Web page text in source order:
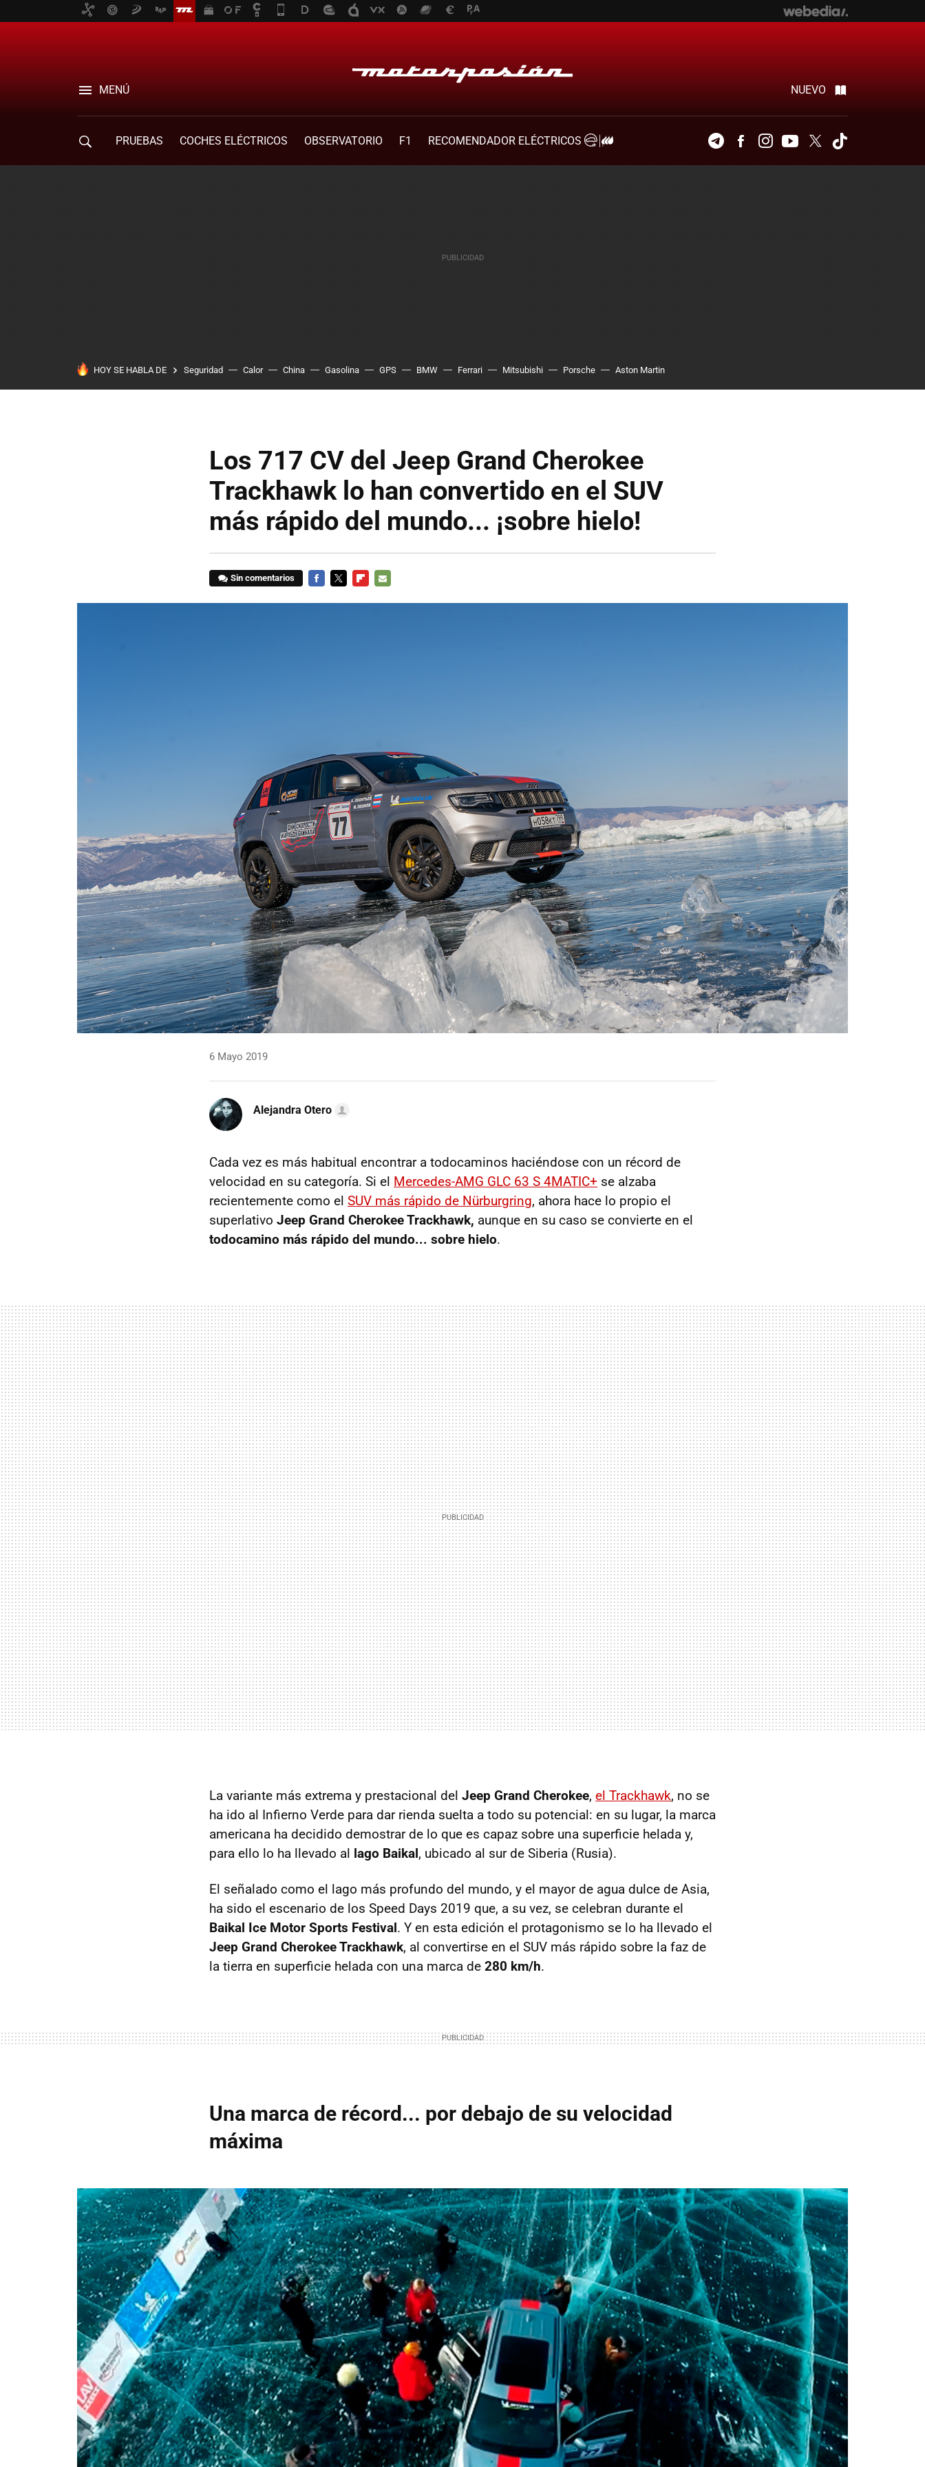
MENÚ NUEVO
PRUEBAS COCHES ELÉCTRICOS OBSERVATORIO F1
RECOMENDADOR ELÉCTRICOS
TelegramFacebookInstagramYoutubeTwitter
HOY SE HABLA DE Seguridad Calor China Gasolina GPS BMW Ferrari Mitsubishi Porsche Aston Martin
Los 717 CV del Jeep Grand Cherokee
Trackhawk lo han convertido en el SUV
más rápido del mundo... ¡sobre hielo!
Sin comentarios
6 Mayo 2019
Alejandra Otero
Cada vez es más habitual encontrar a todocaminos haciéndose con un récord de
velocidad en su categoría. Si el Mercedes-AMG GLC 63 S 4MATIC+ se alzaba
recientemente como el SUV más rápido de Nürburgring, ahora hace lo propio el
superlativo Jeep Grand Cherokee Trackhawk, aunque en su caso se convierte en el
todocamino más rápido del mundo... sobre hielo.
La variante más extrema y prestacional del Jeep Grand Cherokee, el Trackhawk, no se
ha ido al Infierno Verde para dar rienda suelta a todo su potencial: en su lugar, la marca
americana ha decidido demostrar de lo que es capaz sobre una superficie helada y,
para ello lo ha llevado al lago Baikal, ubicado al sur de Siberia (Rusia).
El señalado como el lago más profundo del mundo, y el mayor de agua dulce de Asia,
ha sido el escenario de los Speed Days 2019 que, a su vez, se celebran durante el
Baikal Ice Motor Sports Festival. Y en esta edición el protagonismo se lo ha llevado el
Jeep Grand Cherokee Trackhawk, al convertirse en el SUV más rápido sobre la faz de
la tierra en superficie helada con una marca de 280 km/h.
Una marca de récord... por debajo de su velocidad
máxima